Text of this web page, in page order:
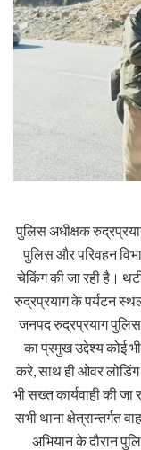
पुलिस अधीक्षक
पुलिस और परिवहन
चेकिंग की जा रही है।
रुद्रप्रयाग के पर्यटन
जनपद रुद्रप्रयाग
का प्रमुख उद्देश्य कोई
करे, साथ ही ओवर
भी सख्त कार्यवाही की
सभी थाना क्षेत्रान्तर्गत
अभियान के दौरान